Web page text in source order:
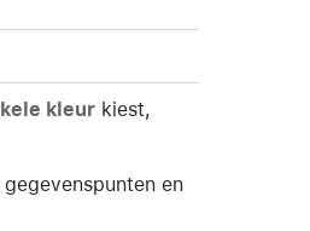
kleur kiest,
en